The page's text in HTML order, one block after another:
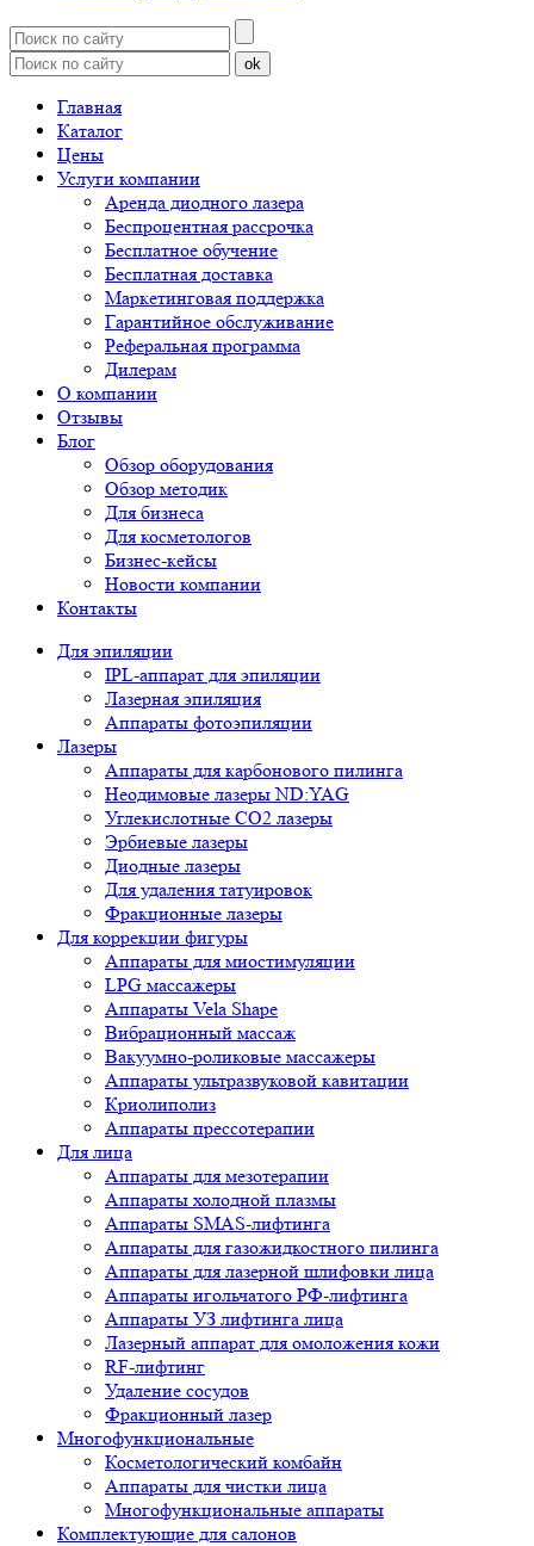
ok
Главная
Каталог
Цены
Услуги компании
Аренда диодного лазера
Беспроцентная рассрочка
Бесплатное обучение
Бесплатная доставка
Маркетинговая поддержка
Гарантийное обслуживание
Реферальная программа
Дилерам
О компании
Отзывы
Блог
Обзор оборудования
Обзор методик
Для бизнеса
Для косметологов
Бизнес-кейсы
Новости компании
Контакты
Для эпиляции
IPL-аппарат для эпиляции
Лазерная эпиляция
Аппараты фотоэпиляции
Лазеры
Аппараты для карбонового пилинга
Неодимовые лазеры ND:YAG
Углекислотные СО2 лазеры
Эрбиевые лазеры
Диодные лазеры
Для удаления татуировок
Фракционные лазеры
Для коррекции фигуры
Аппараты для миостимуляции
LPG массажеры
Аппараты Vela Shape
Вибрационный массаж
Вакуумно-роликовые массажеры
Аппараты ультразвуковой кавитации
Криолиполиз
Аппараты прессотерапии
Для лица
Аппараты для мезотерапии
Аппараты холодной плазмы
Аппараты SMAS-лифтинга
Аппараты для газожидкостного пилинга
Аппараты для лазерной шлифовки лица
Аппараты игольчатого РФ-лифтинга
Аппараты УЗ лифтинга лица
Лазерный аппарат для омоложения кожи
RF-лифтинг
Удаление сосудов
Фракционный лазер
Многофункциональные
Косметологический комбайн
Аппараты для чистки лица
Многофункциональные аппараты
Комплектующие для салонов